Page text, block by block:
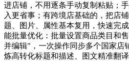
进店铺，不用逐条手动复制粘贴；
入更省事；有跨境店基础的，把店
题、图片、属性基本复用，快速完
能批量优化：批量设置商品类目和
并编辑"，一次操作同步多个国家店
炼高转化标题和描述、图文精准翻